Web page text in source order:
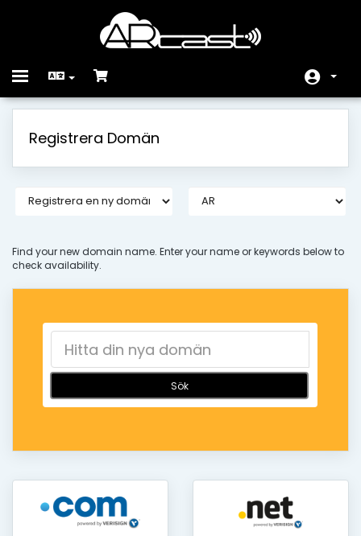
Toggle
Nätverksstatus
Registrera Domän
Find your new domain name. Enter your name or keywords below to
check availability.
Sök